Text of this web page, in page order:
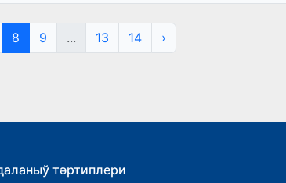
8 9 ... 13 14 ›
тәртиплери